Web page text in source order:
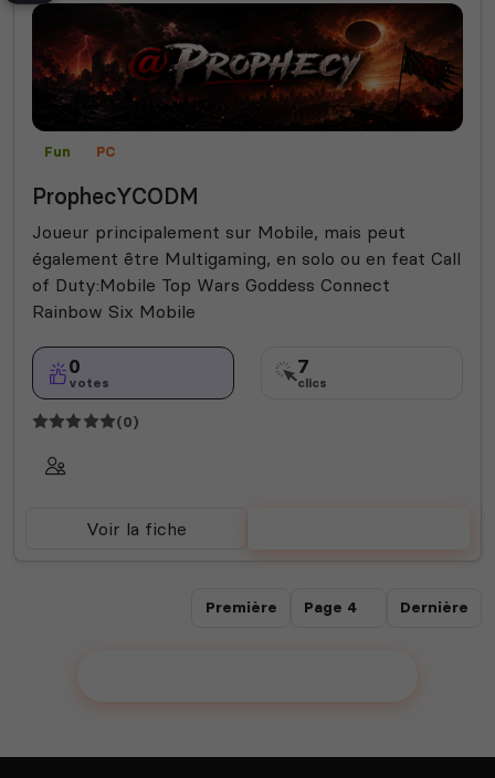
Fun PC
ProphecYCODM
Joueur principalement sur Mobile, mais peut
également être Multigaming, en solo ou en feat Call
of Duty:Mobile Top Wars Goddess Connect
Rainbow Six Mobile
0
votes
7
clics
(0)
Voir la fiche
Première Dernière